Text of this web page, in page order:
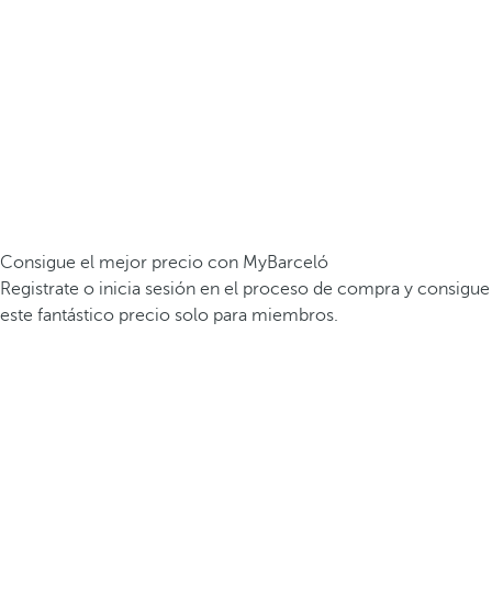
Consigue el mejor precio con MyBarceló
Registrate o inicia sesión en el proceso de compra y consigue
este fantástico precio solo para miembros.